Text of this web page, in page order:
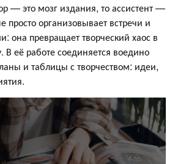
— это мозг издания, то ассистент —
просто организовывает встречи и
она превращает творческий хаос в
её работе соединяется воедино
и таблицы с творчеством: идеи,